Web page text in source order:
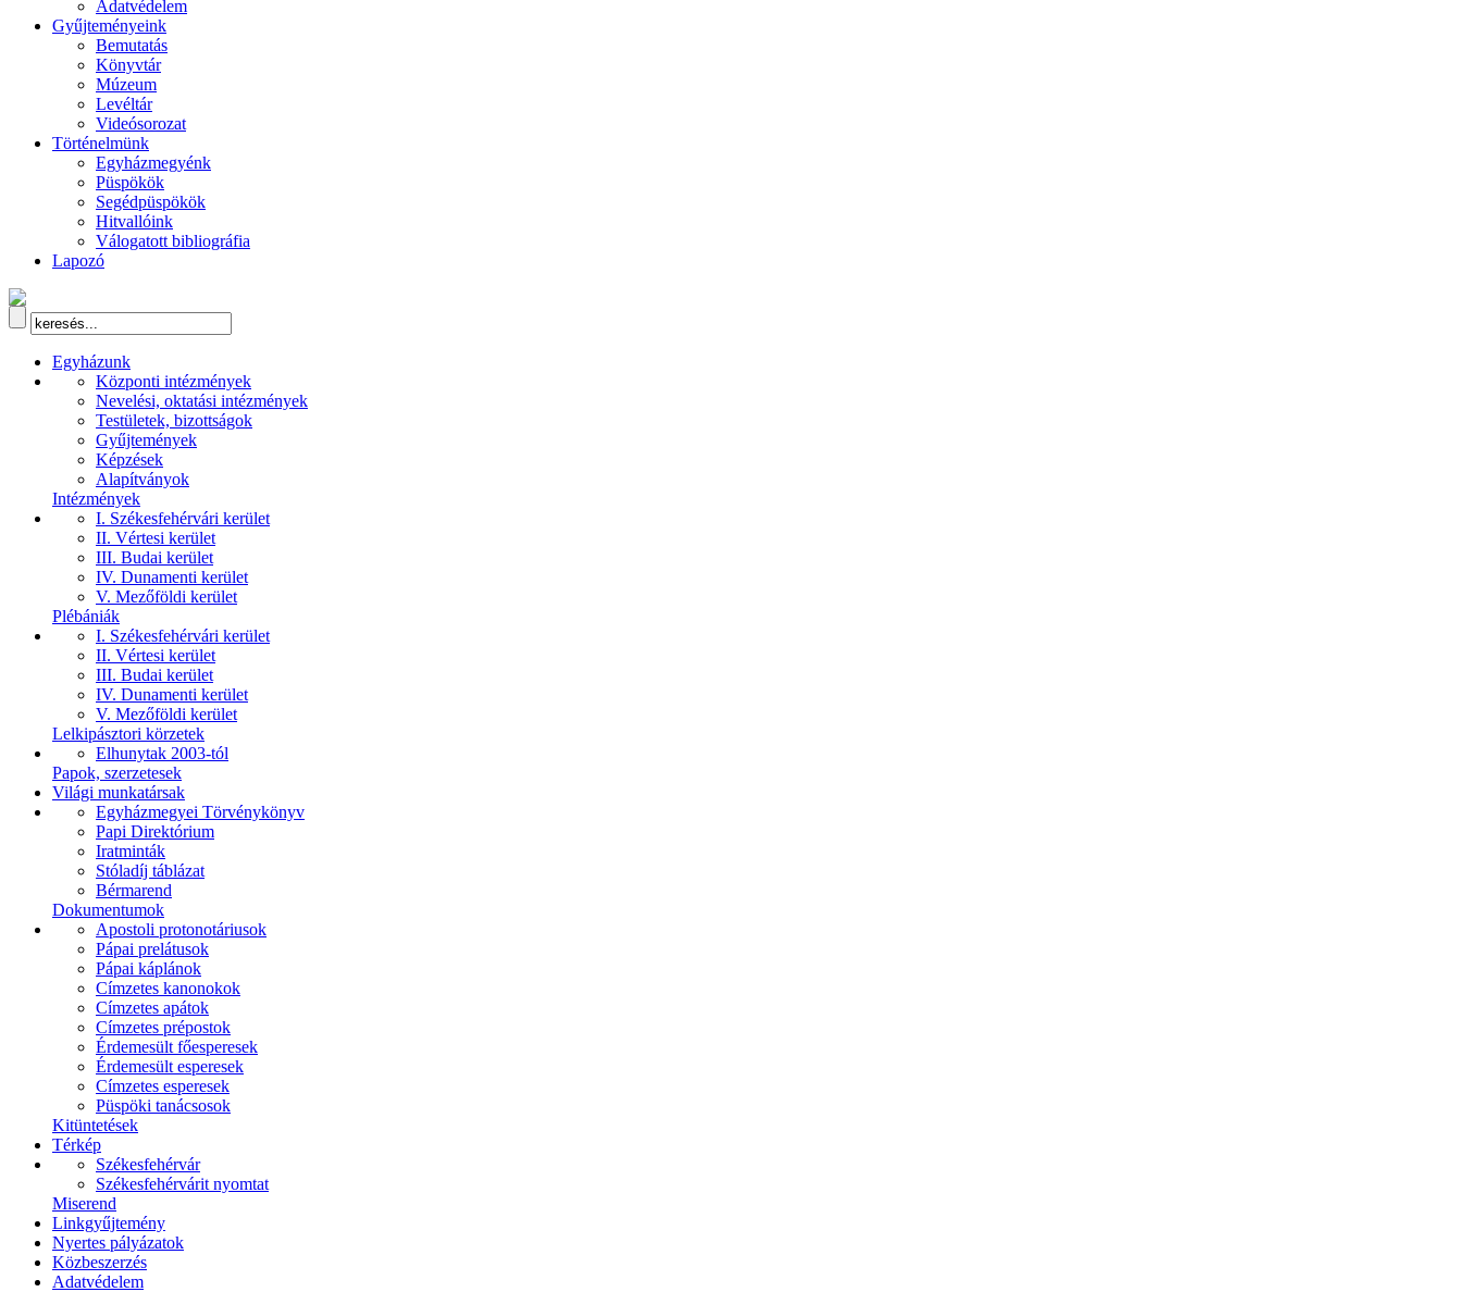
Adatvédelem
Gyűjteményeink
Bemutatás
Könyvtár
Múzeum
Levéltár
Videósorozat
Történelmünk
Egyházmegyénk
Püspökök
Segédpüspökök
Hitvallóink
Válogatott bibliográfia
Lapozó
Egyházunk
Központi intézmények
Nevelési, oktatási intézmények
Testületek, bizottságok
Gyűjtemények
Képzések
Alapítványok
Intézmények
I. Székesfehérvári kerület
II. Vértesi kerület
III. Budai kerület
IV. Dunamenti kerület
V. Mezőföldi kerület
Plébániák
I. Székesfehérvári kerület
II. Vértesi kerület
III. Budai kerület
IV. Dunamenti kerület
V. Mezőföldi kerület
Lelkipásztori körzetek
Elhunytak 2003-tól
Papok, szerzetesek
Világi munkatársak
Egyházmegyei Törvénykönyv
Papi Direktórium
Iratminták
Stóladíj táblázat
Bérmarend
Dokumentumok
Apostoli protonotáriusok
Pápai prelátusok
Pápai káplánok
Címzetes kanonokok
Címzetes apátok
Címzetes prépostok
Érdemesült főesperesek
Érdemesült esperesek
Címzetes esperesek
Püspöki tanácsosok
Kitüntetések
Térkép
Székesfehérvár
Székesfehérvárit nyomtat
Miserend
Linkgyűjtemény
Nyertes pályázatok
Közbeszerzés
Adatvédelem